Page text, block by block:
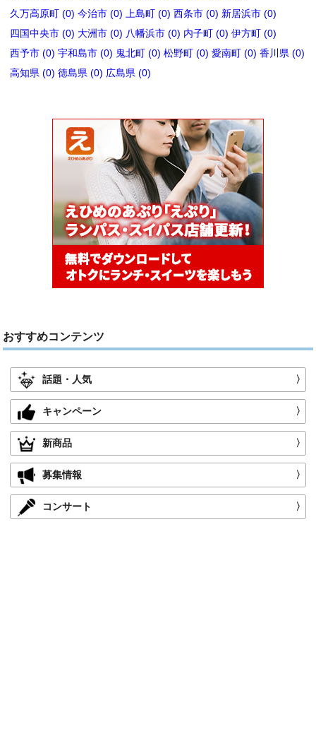
久万高原町 (0) 今治市 (0) 上島町 (0) 西条市 (0) 新居浜市 (0)
四国中央市 (0) 大洲市 (0) 八幡浜市 (0) 内子町 (0) 伊方町 (0)
西予市 (0) 宇和島市 (0) 鬼北町 (0) 松野町 (0) 愛南町 (0) 香川県 (0)
高知県 (0) 徳島県 (0) 広島県 (0)
おすすめコンテンツ
話題・人気 〉
キャンペーン 〉
新商品 〉
募集情報 〉
コンサート 〉